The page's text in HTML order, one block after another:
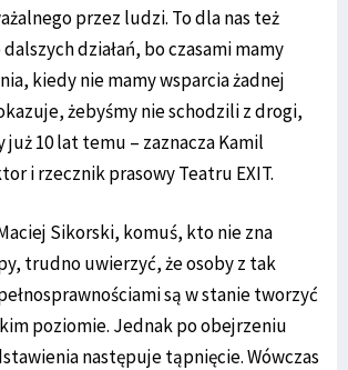
przez ludzi. To dla nas też
działań, bo czasami mamy
kiedy nie mamy wsparcia żadnej
żebyśmy nie schodzili z drogi,
10 lat temu – zaznacza Kamil
i rzecznik prasowy Teatru EXIT.
Sikorski, komuś, kto nie zna
trudno uwierzyć, że osoby z tak
są w stanie tworzyć
poziomie. Jednak po obejrzeniu
następuje tąpnięcie. Wówczas